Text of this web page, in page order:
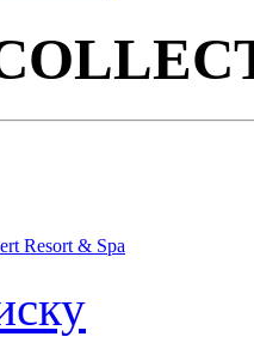
Resort & Spa